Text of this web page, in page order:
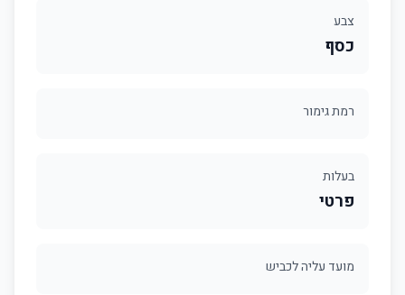
צבע
כסף
רמת גימור
בעלות
פרטי
מועד עליה לכביש